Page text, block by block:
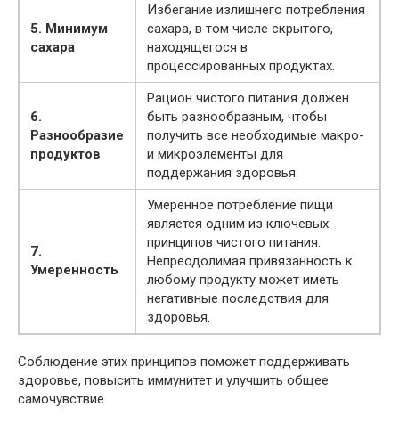
5. Минимум
сахара
Избегание излишнего потребления
сахара, в том числе скрытого,
находящегося в
процессированных продуктах.
6.
Разнообразие
продуктов
Рацион чистого питания должен
быть разнообразным, чтобы
получить все необходимые макро-
и микроэлементы для
поддержания здоровья.
7.
Умеренность
Умеренное потребление пищи
является одним из ключевых
принципов чистого питания.
Непреодолимая привязанность к
любому продукту может иметь
негативные последствия для
здоровья.
Соблюдение этих принципов поможет поддерживать
здоровье, повысить иммунитет и улучшить общее
самочувствие.